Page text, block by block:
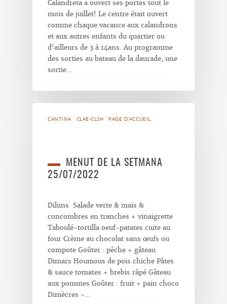
Calandreta a ouvert ses portes tout le
mois de juillet! Le centre était ouvert
comme chaque vacance aux calandrons
et aux autres enfants du quartier ou
d'ailleurs de 3 à 14ans. Au programme
des sorties au bateau de la daurade, une
sortie…
CANTINA CLAE-CLSH PAGE D'ACCUEIL
MENUT DE LA SETMANA
25/07/2022
Diluns Salade verte & maïs &
concombres en tranches + vinaigrette
Taboulé-tortilla oeuf-patates cuite au
four Crème au chocolat sans œufs ou
compote Goûter : pêche + gâteau
Dimars Houmous de pois chiche Pâtes
& sauce tomates + brebis râpé Gâteau
aux pommes Goûter : fruit + pain choco
Dimècres -…